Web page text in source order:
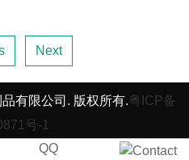
Next
有限公司. 版权所有.粤ICP备
号-1
QQ